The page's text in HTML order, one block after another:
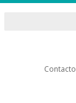
Contacto